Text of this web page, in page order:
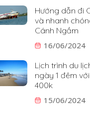
Hướng dẫn đi
và nhanh
Cánh Ngầm
16/06/2024
Lịch trình du
ngày 1 đêm
400k
15/06/2024